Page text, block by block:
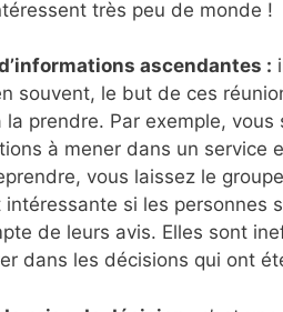
très peu de monde !
ascendantes :
souvent, le but de ces
la prendre. Par exemple,
à mener dans un service
vous laissez le
si les personnes
de leurs avis. Elles sont
dans les décisions qui ont